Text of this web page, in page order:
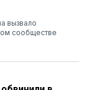
вызвало
сообществе